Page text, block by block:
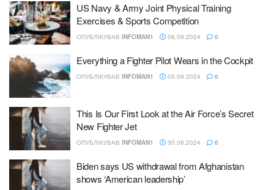
US Navy & Army Joint Physical Training
Exercises & Sports Competition
ОПУБЛІКУВАВ INFOMAN1 06.09.2024 0
Everything a Fighter Pilot Wears in the Cockpit
ОПУБЛІКУВАВ INFOMAN1 05.09.2024 0
This Is Our First Look at the Air Force’s Secret
New Fighter Jet
ОПУБЛІКУВАВ INFOMAN1 30.08.2024 0
Biden says US withdrawal from Afghanistan
shows ‘American leadership’